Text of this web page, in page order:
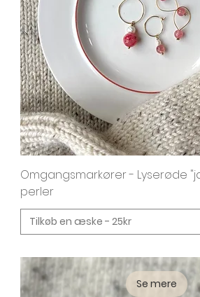
Omgangsmarkører - Lyserøde
perler
Se mere